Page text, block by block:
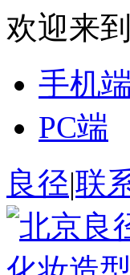
欢迎来
手机
PC端
良径|联